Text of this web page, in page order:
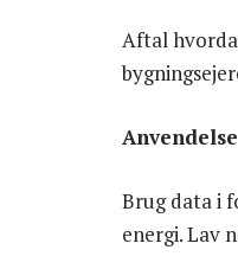
Aftal
Anvendelse
Brug data i
energi. Lav